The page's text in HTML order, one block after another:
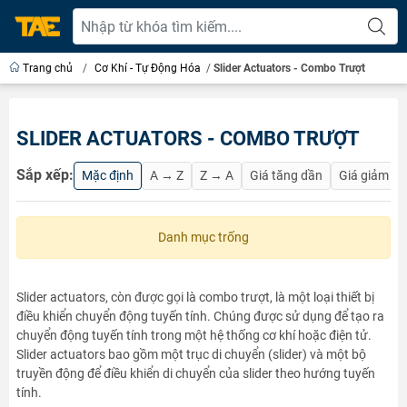
Trang chủ / Cơ Khí - Tự Động Hóa / Slider Actuators - Combo Trượt
SLIDER ACTUATORS - COMBO TRƯỢT
Sắp xếp: Mặc định A → Z Z → A Giá tăng dần Giá giảm
Danh mục trống
Slider actuators, còn được gọi là combo trượt, là một loại thiết bị
điều khiển chuyển động tuyến tính. Chúng được sử dụng để tạo ra
chuyển động tuyến tính trong một hệ thống cơ khí hoặc điện tử.
Slider actuators bao gồm một trục di chuyển (slider) và một bộ
truyền động để điều khiển di chuyển của slider theo hướng tuyến
tính.